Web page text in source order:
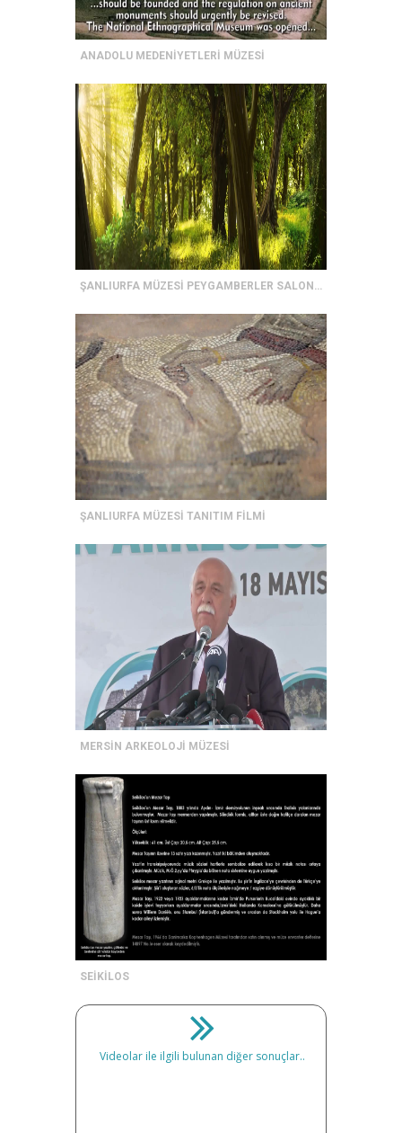
ANADOLU MEDENİYETLERİ MÜZESİ
ŞANLIURFA MÜZESİ PEYGAMBERLER SALONU SİNEVİZYONU
ŞANLIURFA MÜZESİ TANITIM FİLMİ
MERSİN ARKEOLOJİ MÜZESİ
SEİKİLOS
Videolar ile ilgili bulunan diğer sonuçlar..